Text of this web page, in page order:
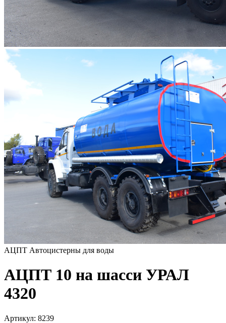
АЦПТ Автоцистерны для воды
АЦПТ 10 на шасси УРАЛ
4320
Артикул: 8239